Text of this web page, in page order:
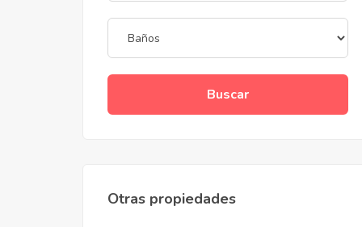
Buscar
Otras propiedades